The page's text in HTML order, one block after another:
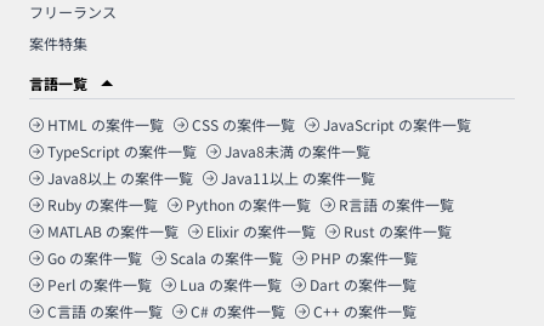
フリーランス
案件特集
言語一覧
HTML の案件一覧 CSS の案件一覧 JavaScript の案件一覧
TypeScript の案件一覧 Java8未満 の案件一覧
Java8以上 の案件一覧 Java11以上 の案件一覧
Ruby の案件一覧 Python の案件一覧 R言語 の案件一覧
MATLAB の案件一覧 Elixir の案件一覧 Rust の案件一覧
Go の案件一覧 Scala の案件一覧 PHP の案件一覧
Perl の案件一覧 Lua の案件一覧 Dart の案件一覧
C言語 の案件一覧 C# の案件一覧 C++ の案件一覧